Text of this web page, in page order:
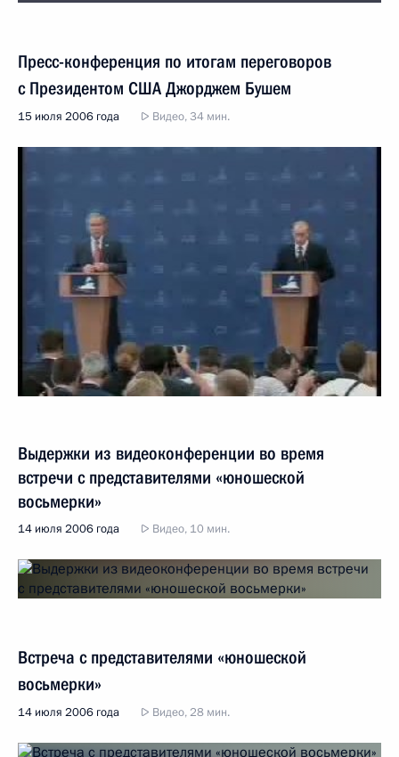
Пресс-конференция по итогам переговоров
с Президентом США Джорджем Бушем
15 июля 2006 года Видео, 34 мин.
Выдержки из видеоконференции во время
встречи с представителями «юношеской
восьмерки»
14 июля 2006 года Видео, 10 мин.
Встреча с представителями «юношеской
восьмерки»
14 июля 2006 года Видео, 28 мин.